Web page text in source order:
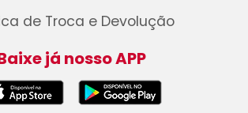
de Troca e Devolução
já nosso APP